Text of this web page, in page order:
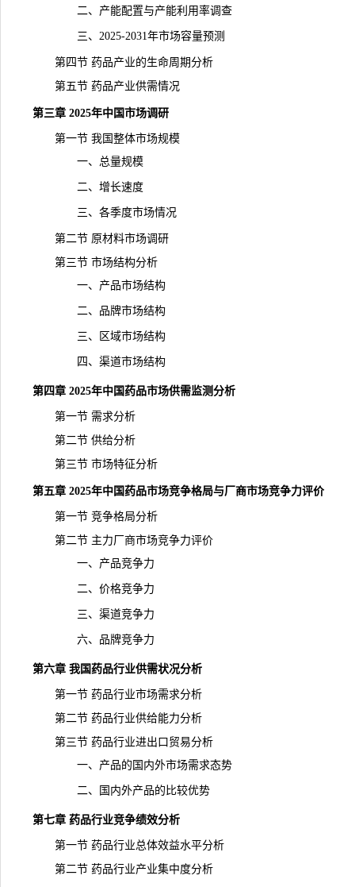
二、产能配置与产能利用率调查
三、2025-2031年市场容量预测
第四节 药品产业的生命周期分析
第五节 药品产业供需情况
第三章 2025年中国市场调研
第一节 我国整体市场规模
一、总量规模
二、增长速度
三、各季度市场情况
第二节 原材料市场调研
第三节 市场结构分析
一、产品市场结构
二、品牌市场结构
三、区域市场结构
四、渠道市场结构
第四章 2025年中国药品市场供需监测分析
第一节 需求分析
第二节 供给分析
第三节 市场特征分析
第五章 2025年中国药品市场竞争格局与厂商市场竞争力评价
第一节 竞争格局分析
第二节 主力厂商市场竞争力评价
一、产品竞争力
二、 价格竞争力
三、渠道竞争力
六、品牌竞争力
第六章 我国药品行业供需状况分析
第一节 药品行业市场需求分析
第二节 药品行业供给能力分析
第三节 药品行业进出口贸易分析
一、产品的国内外市场需求态势
二、国内外产品的比较优势
第七章 药品行业竞争绩效分析
第一节 药品行业总体效益水平分析
第二节 药品行业产业集中度分析